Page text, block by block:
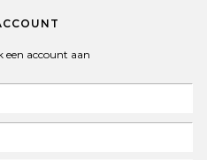
een account aan